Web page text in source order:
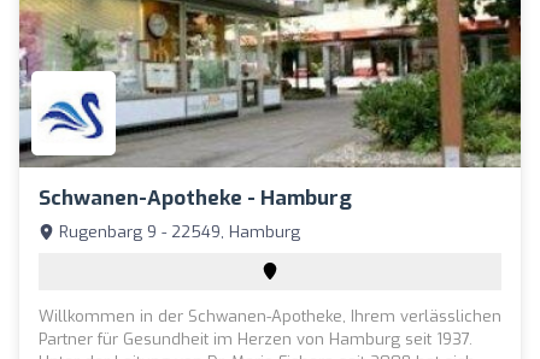
Schwanen-Apotheke - Hamburg
Rugenbarg 9 - 22549, Hamburg
Willkommen in der Schwanen-Apotheke, Ihrem verlässlichen
Partner für Gesundheit im Herzen von Hamburg seit 1937.